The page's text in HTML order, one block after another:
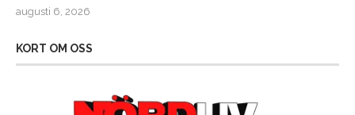
augusti 6, 2026
KORT OM OSS